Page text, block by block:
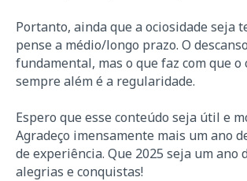
Portanto, ainda que a ociosidade seja
pense a médio/longo prazo. O
fundamental, mas o que faz com que o
sempre além é a regularidade.
Espero que esse conteúdo seja útil e
Agradeço imensamente mais um ano
de experiência. Que 2025 seja um ano
alegrias e conquistas!